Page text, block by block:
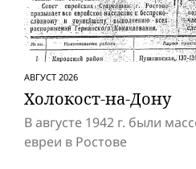
АВГУСТ 2026
Холокост-на-Дону
В августе 1942 г. были
евреи в Ростове